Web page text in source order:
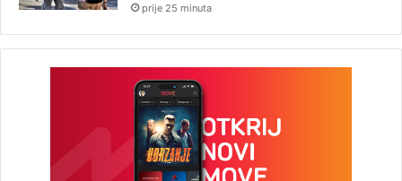
prije 25 minuta